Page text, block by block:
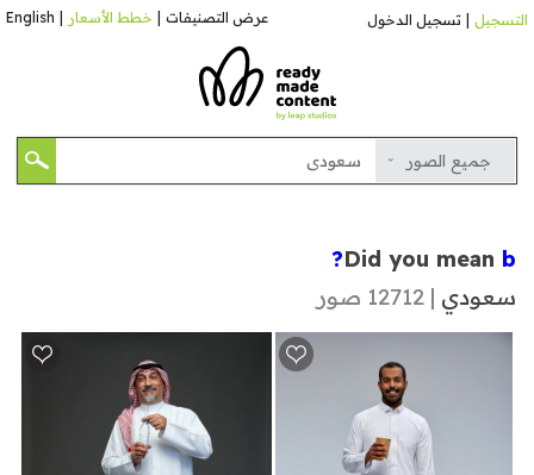
عرض التصنيفات خطط الأسعار English التسجيل تسجيل الدخول
جميع الصور
Did you mean b?
سعودي | 12712 صور